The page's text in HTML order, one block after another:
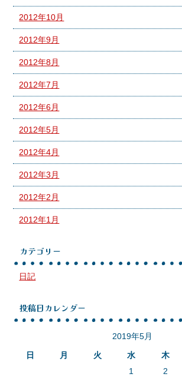
2012年10月
2012年9月
2012年8月
2012年7月
2012年6月
2012年5月
2012年4月
2012年3月
2012年2月
2012年1月
カテゴリー
日記
投稿日カレンダー
2019年5月
日
月 火 水 木
1 2